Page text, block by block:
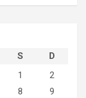
S
D
1
2
8
9